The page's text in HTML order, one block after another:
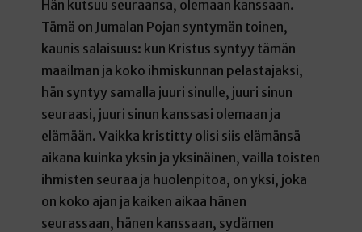
Hän kutsuu seuraansa, olemaan kanssaan.
Tämä on Jumalan Pojan syntymän toinen,
kaunis salaisuus: kun Kristus syntyy tämän
maailman ja koko ihmiskunnan pelastajaksi,
hän syntyy samalla juuri sinulle, juuri sinun
seuraasi, juuri sinun kanssasi olemaan ja
elämään. Vaikka kristitty olisi siis elämänsä
aikana kuinka yksin ja yksinäinen, vailla toisten
ihmisten seuraa ja huolenpitoa, on yksi, joka
on koko ajan ja kaiken aikaa hänen
seurassaan, hänen kanssaan, sydämen